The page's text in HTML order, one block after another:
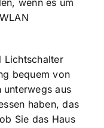
wenn es um
Lichtschalter
bequem von
aus
haben, das
Sie das Haus